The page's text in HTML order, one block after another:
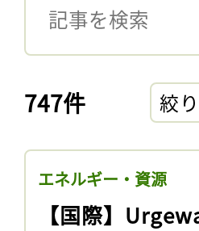
747件 絞
エネルギー・資源
【国際】